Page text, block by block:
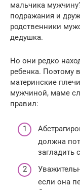
мальчика
подражания и
родственники
дедушка.
Но они редко
ребенка. Поэтому
материнские
мужчиной, маме
правил:
должна
загладить
если она